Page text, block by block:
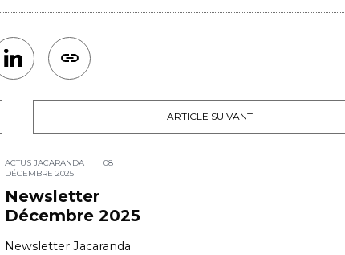
ARTICLE SUIVANT
ACTUS JACARANDA
08
DÉCEMBRE 2025
Newsletter
Décembre 2025
Newsletter Jacaranda